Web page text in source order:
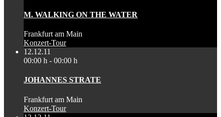
M. WALKING ON THE WATER
Frankfurt am Main
Konzert-Tour
12.12.11
00:00 h - 00:00 h
JOHANNES STRATE
Frankfurt am Main
Konzert-Tour